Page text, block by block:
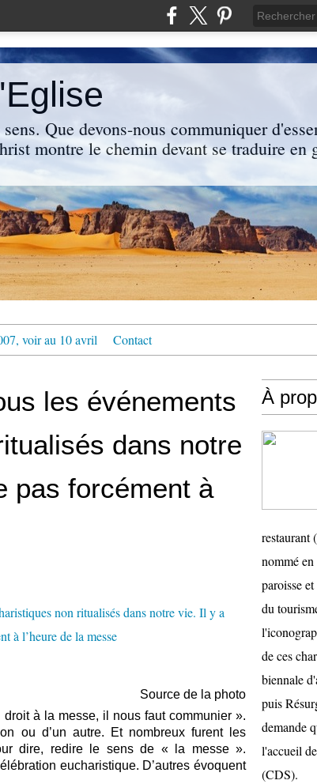
Que devons-nous communiquer
montre le chemin devant se traduire en
voir au 10 avril Contact
les événements
dans notre
pas forcément à
Source de la photo
à la messe, il nous faut communier ».
ou d’un autre. Et nombreux furent les
dire, redire le sens de « la messe ».
eucharistique. D’autres évoquent
À
restaurant
nommé
paroisse
du
de ces
biennale
puis
demande
l'accueil
(CDS).